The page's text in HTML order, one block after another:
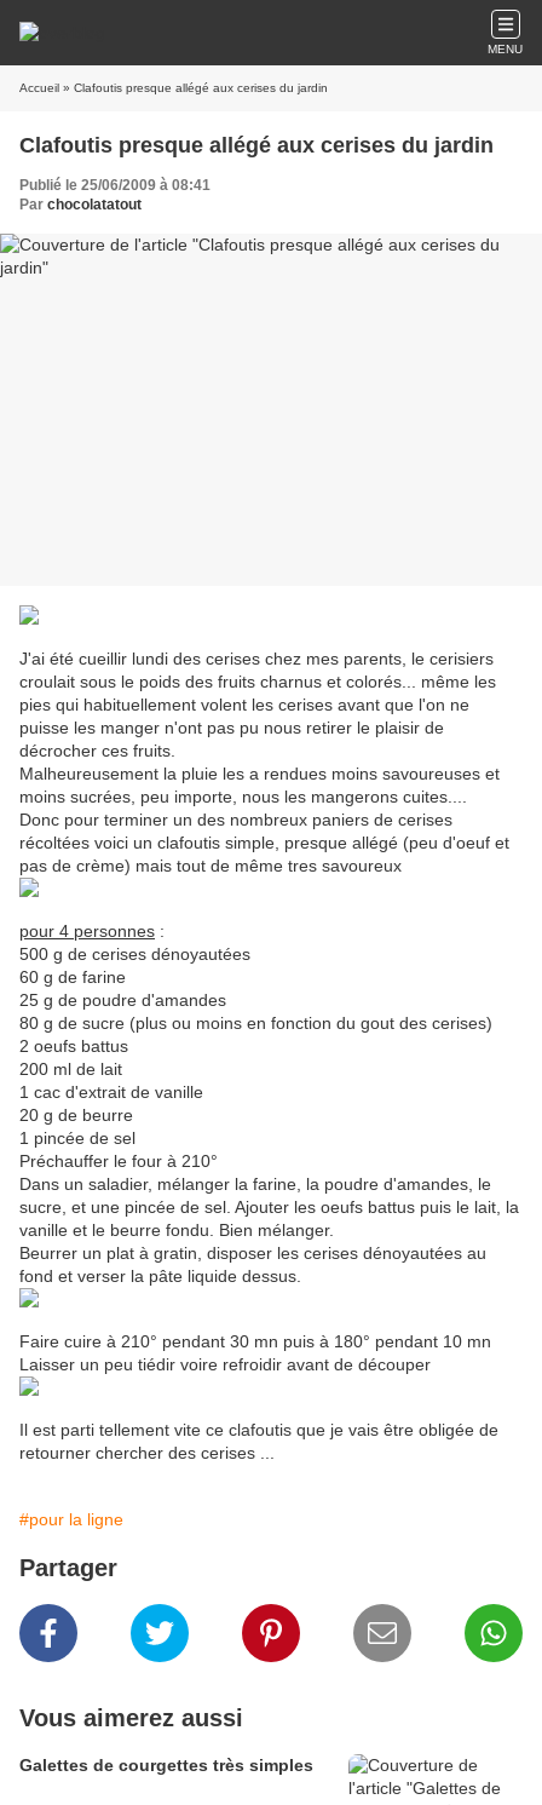
MENU
Accueil » Clafoutis presque allégé aux cerises du jardin
Clafoutis presque allégé aux cerises du jardin
Publié le 25/06/2009 à 08:41
Par chocolatatout
J'ai été cueillir lundi des cerises chez mes parents, le cerisiers
croulait sous le poids des fruits charnus et colorés... même les
pies qui habituellement volent les cerises avant que l'on ne
puisse les manger n'ont pas pu nous retirer le plaisir de
décrocher ces fruits.
Malheureusement la pluie les a rendues moins savoureuses et
moins sucrées, peu importe, nous les mangerons cuites....
Donc pour terminer un des nombreux paniers de cerises
récoltées voici un clafoutis simple, presque allégé (peu d'oeuf et
pas de crème) mais tout de même tres savoureux
pour 4 personnes :
500 g de cerises dénoyautées
60 g de farine
25 g de poudre d'amandes
80 g de sucre (plus ou moins en fonction du gout des cerises)
2 oeufs battus
200 ml de lait
1 cac d'extrait de vanille
20 g de beurre
1 pincée de sel
Préchauffer le four à 210°
Dans un saladier, mélanger la farine, la poudre d'amandes, le
sucre, et une pincée de sel. Ajouter les oeufs battus puis le lait, la
vanille et le beurre fondu. Bien mélanger.
Beurrer un plat à gratin, disposer les cerises dénoyautées au
fond et verser la pâte liquide dessus.
Faire cuire à 210° pendant 30 mn puis à 180° pendant 10 mn
Laisser un peu tiédir voire refroidir avant de découper
Il est parti tellement vite ce clafoutis que je vais être obligée de
retourner chercher des cerises ...
#pour la ligne
Partager
Vous aimerez aussi
Galettes de courgettes très simples